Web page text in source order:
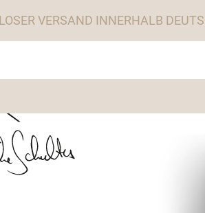
VERSAND INNERHALB